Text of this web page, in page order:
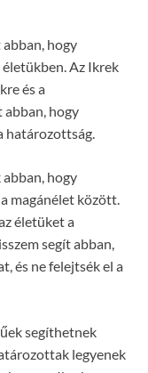
hogy
Az Ikrek
és a
abban, hogy
határozottság.
hogy
magánélet között.
életüket a
segít abban,
és ne felejtsék el a
segíthetnek
legyenek